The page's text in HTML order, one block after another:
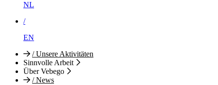
NL
/
EN
/Unsere Aktivitäten
Sinnvolle Arbeit
Über Vebego
/News